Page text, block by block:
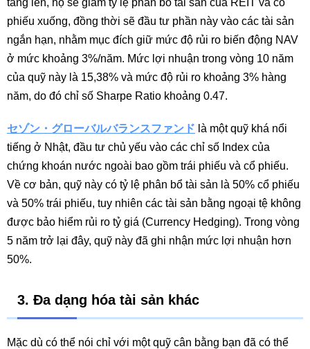
phiếu xuống, đồng thời sẽ đầu tư phần này vào các tài sản
ngắn hạn, nhằm mục đích giữ mức độ rủi ro biến động NAV
ở mức khoảng 3%/năm. Mức lợi nhuận trong vòng 10 năm
của quỹ này là 15,38% và mức độ rủi ro khoảng 3% hàng
năm, do đó chỉ số Sharpe Ratio khoảng 0.47.
セゾン・グローバルバランスファンド là một quỹ khá nổi
tiếng ở Nhật, đầu tư chủ yếu vào các chỉ số Index của
chứng khoán nước ngoài bao gồm trái phiếu và cổ phiếu.
Về cơ bản, quỹ này có tỷ lệ phân bổ tài sản là 50% cổ phiếu
và 50% trái phiếu, tuy nhiên các tài sản bằng ngoại tệ không
được bảo hiểm rủi ro tỷ giá (Currency Hedging). Trong vòng
5 năm trở lại đây, quỹ này đã ghi nhận mức lợi nhuận hơn
50%.
3. Đa dạng hóa tài sản khác
Mặc dù có thể nói chỉ với một quỹ cân bằng bạn đã có thể